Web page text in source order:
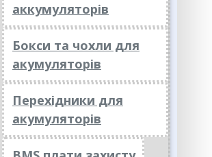
аккумуляторів
Бокси та чохли для
акумуляторів
Перехідники для
акумуляторів